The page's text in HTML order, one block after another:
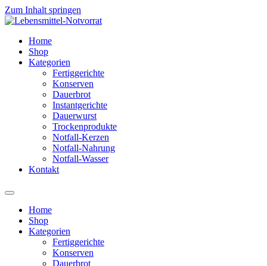
Zum Inhalt springen
Home
Shop
Kategorien
Fertiggerichte
Konserven
Dauerbrot
Instantgerichte
Dauerwurst
Trockenprodukte
Notfall-Kerzen
Notfall-Nahrung
Notfall-Wasser
Kontakt
Home
Shop
Kategorien
Fertiggerichte
Konserven
Dauerbrot